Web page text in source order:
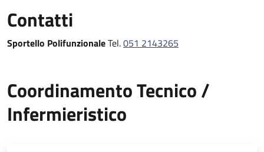
Contatti
Sportello PolifunzionaleTel.051 2143265
Coordinamento Tecnico /
Infermieristico